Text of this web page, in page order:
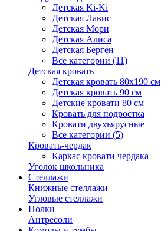
Детская Ki-Ki
Детская Лавис
Детская Мори
Детская Алиса
Детская Берген
Все категории (11)
Детская кровать
Детская кровать 80х190 см
Детская кровать 90 см
Детские кровати 80 см
Кровать для подростка
Кровати двухъярусные
Все категории (5)
Кровать-чердак
Каркас кровати чердака
Уголок школьника
Стеллажи
Книжные стеллажи
Угловые стеллажи
Полки
Антресоли